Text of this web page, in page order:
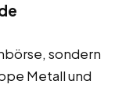
sondern
Metall und